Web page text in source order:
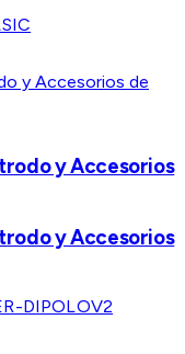
y Accesorios
y Accesorios
DIPOLOV2